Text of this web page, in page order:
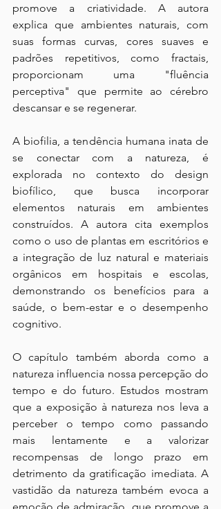
promove a criatividade. A autora
explica que ambientes naturais, com
suas formas curvas, cores suaves e
padrões repetitivos, como fractais,
proporcionam uma "fluência
perceptiva" que permite ao cérebro
descansar e se regenerar.
A biofilia, a tendência humana inata de
se conectar com a natureza, é
explorada no contexto do design
biofílico, que busca incorporar
elementos naturais em ambientes
construídos. A autora cita exemplos
como o uso de plantas em escritórios e
a integração de luz natural e materiais
orgânicos em hospitais e escolas,
demonstrando os benefícios para a
saúde, o bem-estar e o desempenho
cognitivo.
O capítulo também aborda como a
natureza influencia nossa percepção do
tempo e do futuro. Estudos mostram
que a exposição à natureza nos leva a
perceber o tempo como passando
mais lentamente e a valorizar
recompensas de longo prazo em
detrimento da gratificação imediata. A
vastidão da natureza também evoca a
emoção de admiração, que promove a